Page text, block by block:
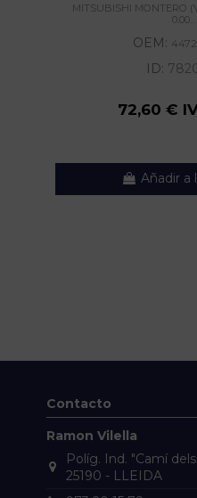
MITSUBISHI MONTERO
0.00...
OEM:
ID:
72,60 €
Añadir a
Contacto
Ramon Vilella
Políg. Ind. "Camí
25190 - LLEIDA